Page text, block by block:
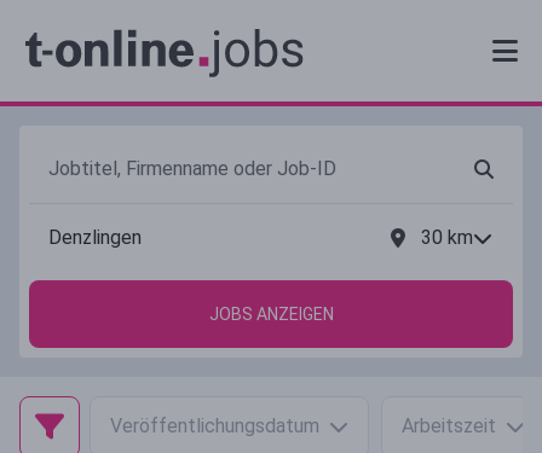
30 km
JOBS ANZEIGEN
Veröffentlichungsdatum Arbeitszeit